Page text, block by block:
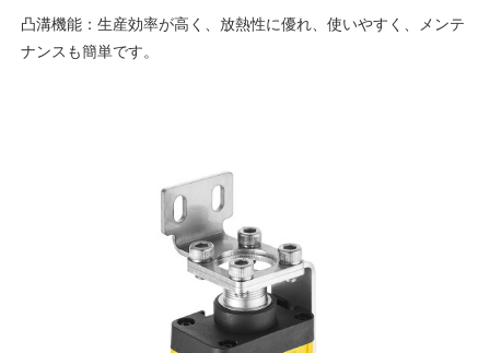
凸溝機能：生産効率が高く、放熱性に優れ、使いやすく、メンテ
ナンスも簡単です。